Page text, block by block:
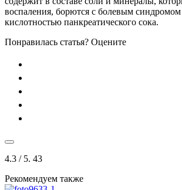
воспаления, борются с болевым
кислотностью панкреатического сока.
Понравилась статья? Оцените
4.3 / 5. 43
Рекомендуем также